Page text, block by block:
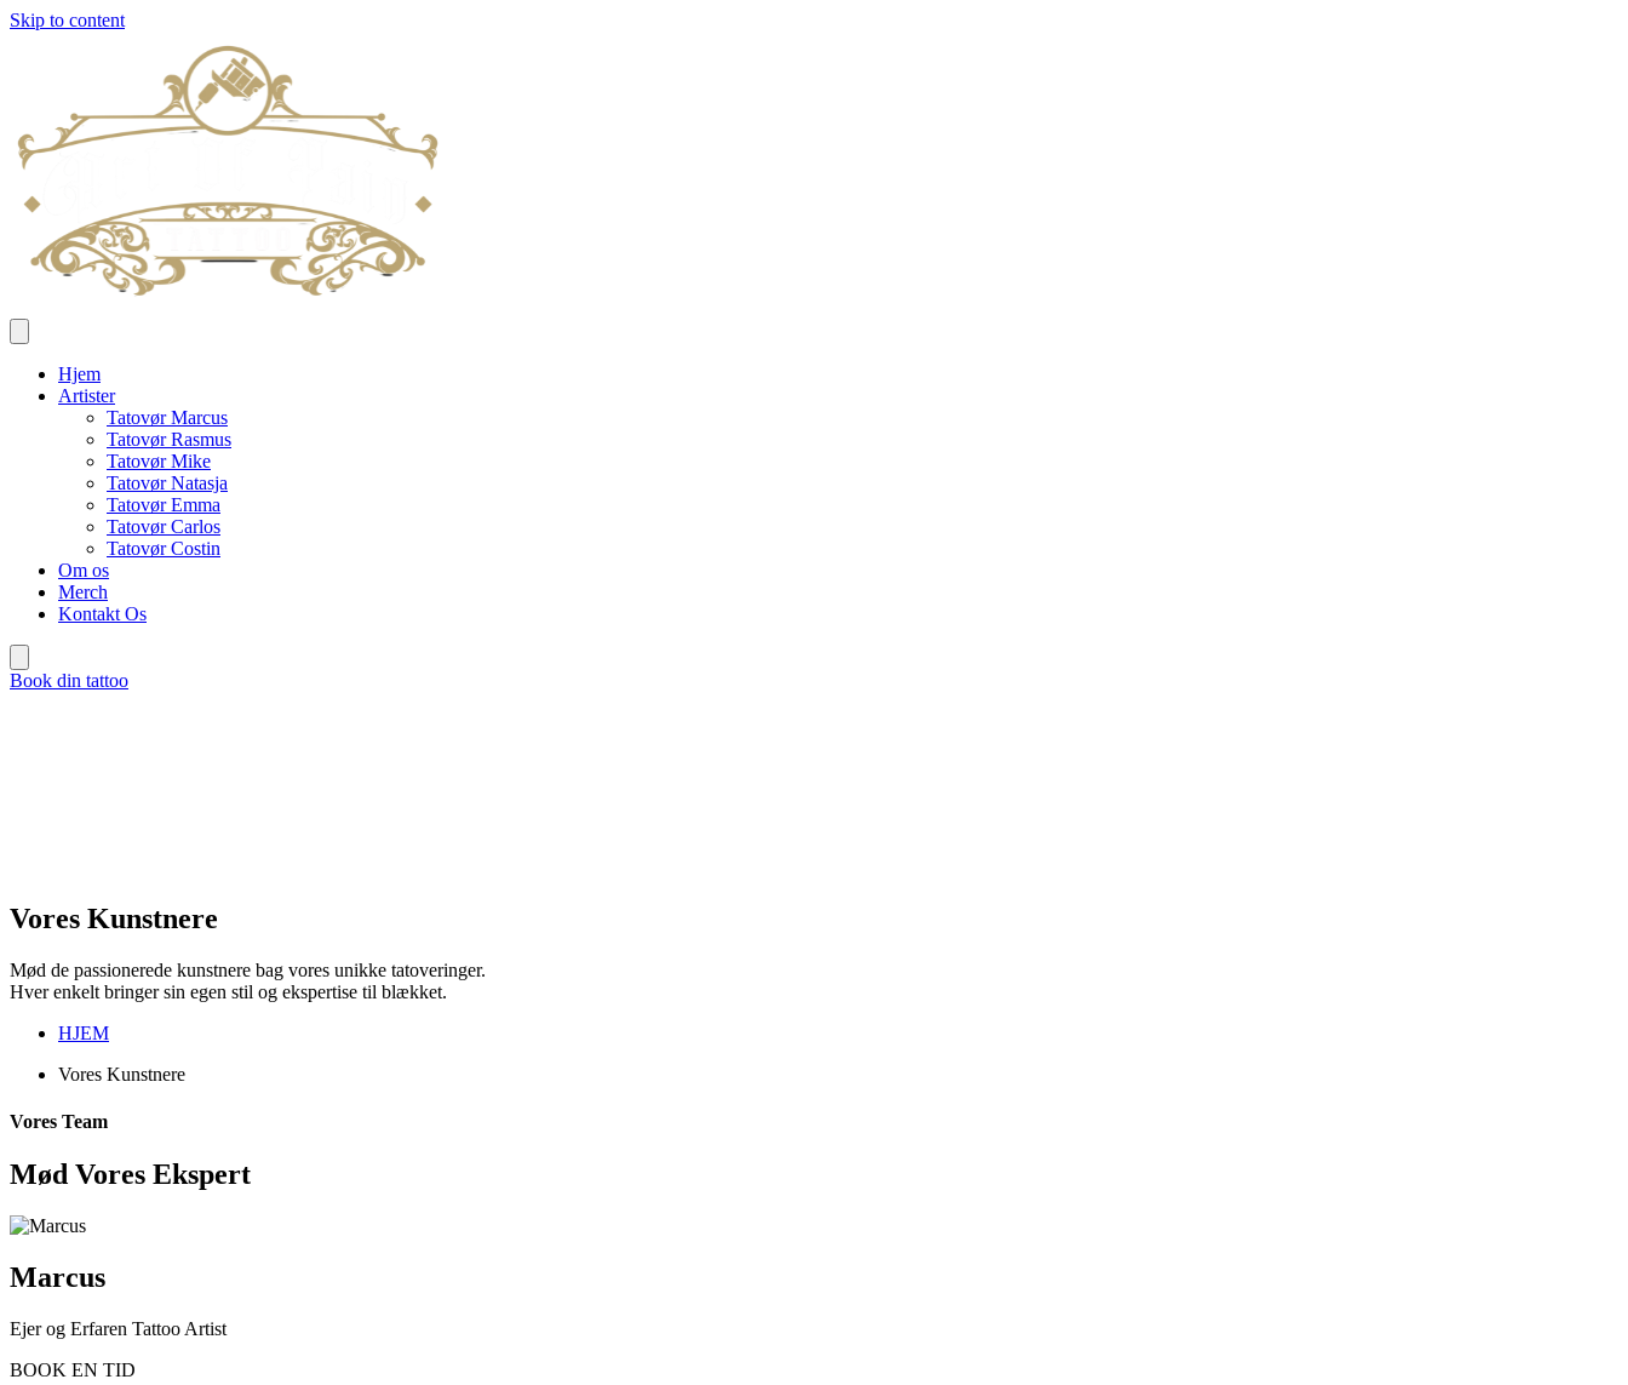
Skip to content
Hjem
Artister
Tatovør Marcus
Tatovør Rasmus
Tatovør Mike
Tatovør Natasja
Tatovør Emma
Tatovør Carlos
Tatovør Costin
Om os
Merch
Kontakt Os
Book din tattoo
Vores Kunstnere
Mød de passionerede kunstnere bag vores unikke tatoveringer.
Hver enkelt bringer sin egen stil og ekspertise til blækket.
HJEM
Vores Kunstnere
Vores Team
Mød Vores Ekspert
Marcus
Ejer og Erfaren Tattoo Artist
BOOK EN TID